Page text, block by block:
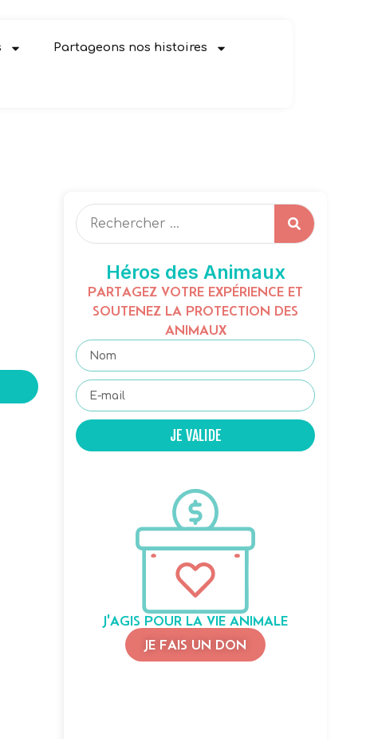
Partageons nos histoires
Héros des Animaux
PARTAGEZ VOTRE EXPÉRIENCE ET
SOUTENEZ LA PROTECTION DES
ANIMAUX
JE VALIDE
J'AGIS POUR LA VIE ANIMALE
JE FAIS UN DON